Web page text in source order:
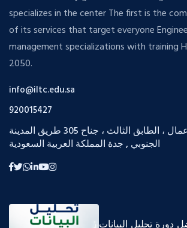
specializes in the center The first is the
of its services that target everyone
management specializations with training
2050.
info@iltc.edu.sa
920015427
مركز النور للأعمال ، الطابق الثالث ، جناح 305 طريق المدينة
الجنوبي , جدة المملكة العربية السعودية